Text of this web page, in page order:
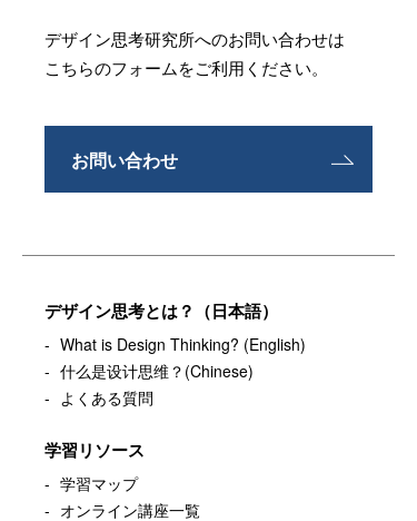
デザイン思考研究所へのお問い合わせは
こちらのフォームをご利用ください。
お問い合わせ
デザイン思考とは？（日本語）
What is Design Thinking? (English)
什么是设计思维？(Chinese)
よくある質問
学習リソース
学習マップ
オンライン講座一覧